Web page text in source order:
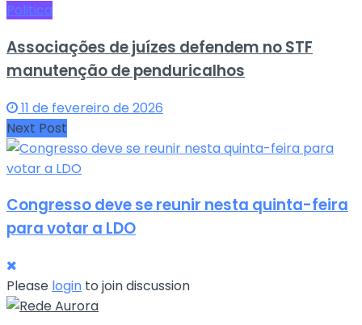
Politica
Associações de juízes defendem no STF
manutenção de penduricalhos
11 de fevereiro de 2026
Next Post
Congresso deve se reunir nesta quinta-feira
para votar a LDO
Please login to join discussion